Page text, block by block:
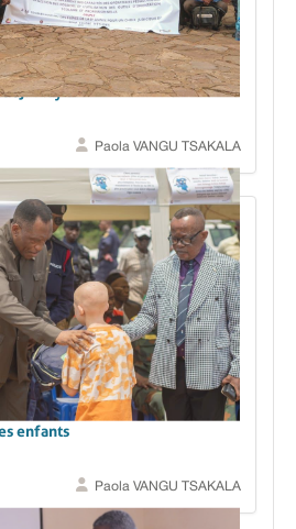
scolaire pour des choix
Mayi
Paola VANGU TSAKALA
lance une rentrée scolaire
enfants
Paola VANGU TSAKALA